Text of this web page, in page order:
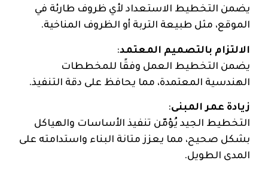
يضمن التخطيط الاستعداد لأي ظروف طارئة في
الموقع، مثل طبيعة التربة أو الظروف المناخية.
الالتزام بالتصميم المعتمد:
يضمن التخطيط العمل وفقًا للمخططات
الهندسية المعتمدة، مما يحافظ على دقة التنفيذ.
زيادة عمر المبنى:
التخطيط الجيد يُؤمّن تنفيذ الأساسات والهياكل
بشكل صحيح، مما يعزز متانة البناء واستدامته على
المدى الطويل.